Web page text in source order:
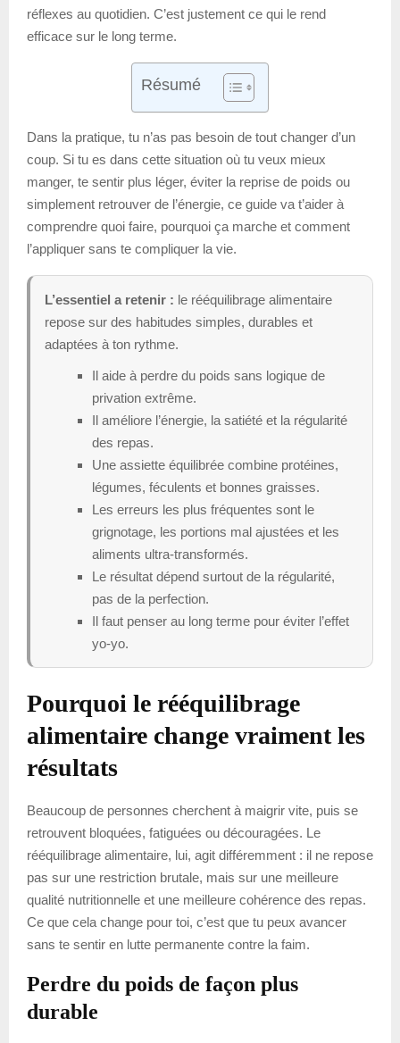
réflexes au quotidien. C’est justement ce qui le rend
efficace sur le long terme.
Résumé
Dans la pratique, tu n’as pas besoin de tout changer d’un
coup. Si tu es dans cette situation où tu veux mieux
manger, te sentir plus léger, éviter la reprise de poids ou
simplement retrouver de l’énergie, ce guide va t’aider à
comprendre quoi faire, pourquoi ça marche et comment
l’appliquer sans te compliquer la vie.
L’essentiel a retenir : le rééquilibrage alimentaire
repose sur des habitudes simples, durables et
adaptées à ton rythme.
Il aide à perdre du poids sans logique de
privation extrême.
Il améliore l’énergie, la satiété et la régularité
des repas.
Une assiette équilibrée combine protéines,
légumes, féculents et bonnes graisses.
Les erreurs les plus fréquentes sont le
grignotage, les portions mal ajustées et les
aliments ultra-transformés.
Le résultat dépend surtout de la régularité,
pas de la perfection.
Il faut penser au long terme pour éviter l’effet
yo-yo.
Pourquoi le rééquilibrage
alimentaire change vraiment les
résultats
Beaucoup de personnes cherchent à maigrir vite, puis se
retrouvent bloquées, fatiguées ou découragées. Le
rééquilibrage alimentaire, lui, agit différemment : il ne repose
pas sur une restriction brutale, mais sur une meilleure
qualité nutritionnelle et une meilleure cohérence des repas.
Ce que cela change pour toi, c’est que tu peux avancer
sans te sentir en lutte permanente contre la faim.
Perdre du poids de façon plus
durable